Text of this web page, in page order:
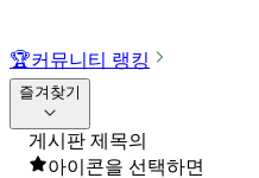
🏆커뮤니티 랭킹
즐겨찾기
게시판 제목의
아이콘을 선택하면